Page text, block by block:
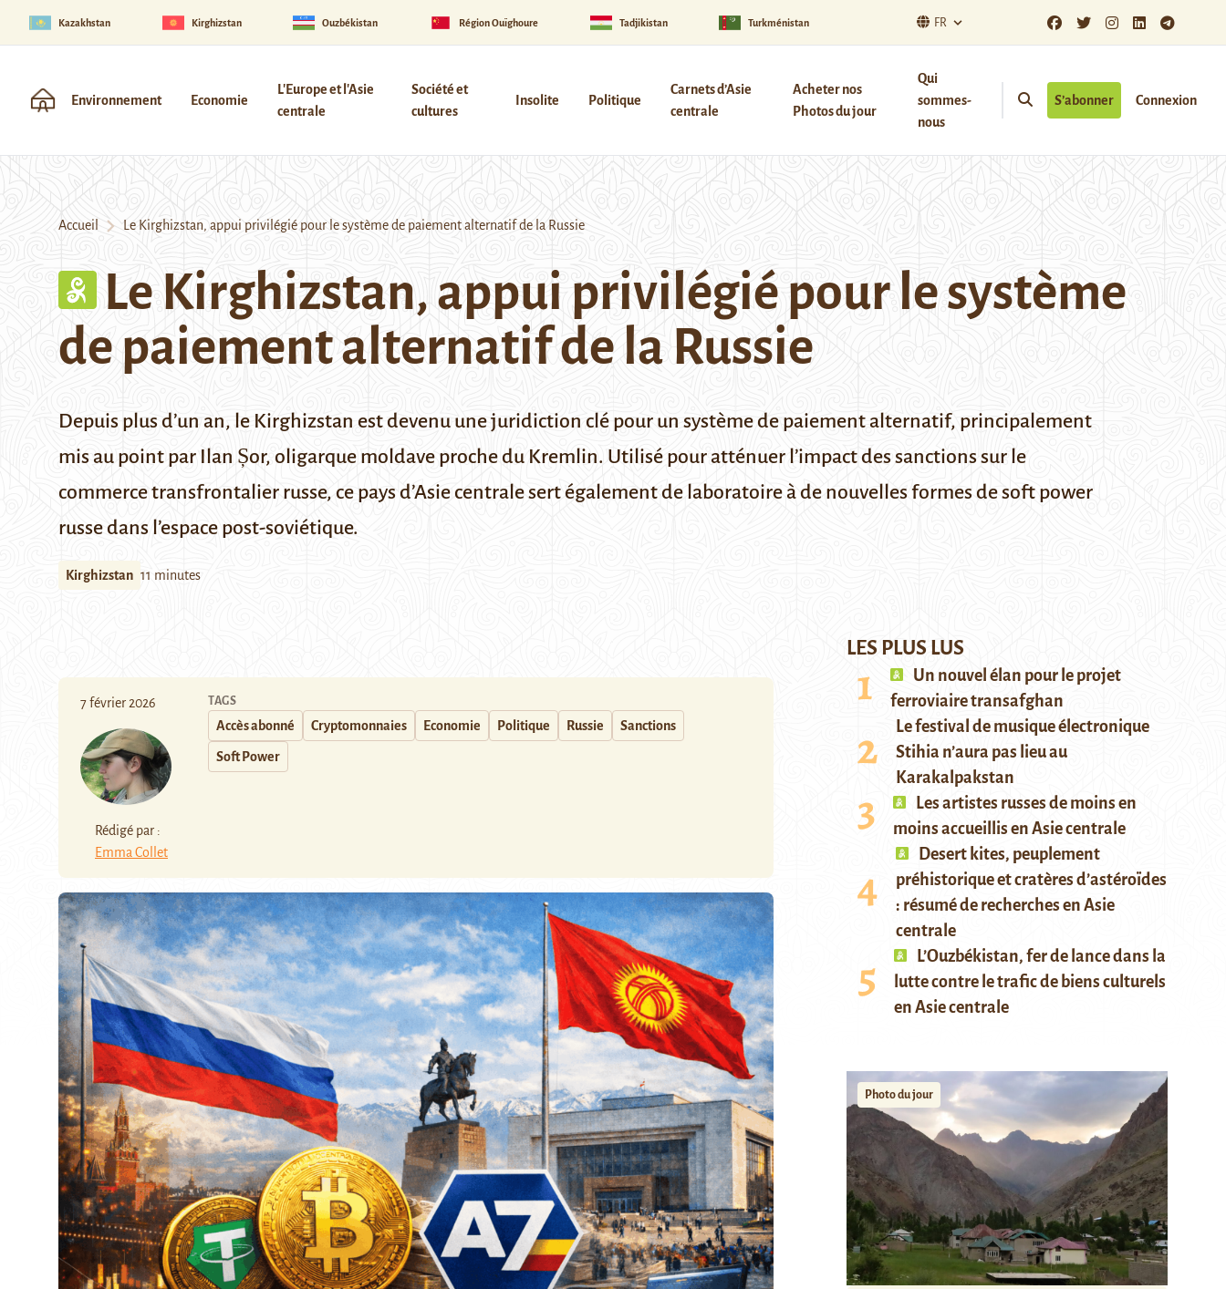
Kazakhstan Kirghizstan Ouzbékistan Région Ouïghoure Tadjikistan Turkménistan FR
Environnement Economie
L'Europe et l'Asie
centrale
Société et
cultures
Insolite Politique
Carnets d’Asie
centrale
Acheter nos
Photos du jour
Qui
sommes-
nous
S’abonner Connexion
Accueil Le Kirghizstan, appui privilégié pour le système de paiement alternatif de la Russie
Le Kirghizstan, appui privilégié pour le système
de paiement alternatif de la Russie
Depuis plus d’un an, le Kirghizstan est devenu une juridiction clé pour un système de paiement alternatif, principalement
mis au point par Ilan Șor, oligarque moldave proche du Kremlin. Utilisé pour atténuer l’impact des sanctions sur le
commerce transfrontalier russe, ce pays d’Asie centrale sert également de laboratoire à de nouvelles formes de soft power
russe dans l’espace post-soviétique.
Kirghizstan 11 minutes
7 février 2026
Rédigé par :
Emma Collet
TAGS
Accès abonné Cryptomonnaies Economie Politique Russie Sanctions
Soft Power
LES PLUS LUS
Un nouvel élan pour le projet
ferroviaire transafghan
Le festival de musique électronique
Stihia n’aura pas lieu au
Karakalpakstan
Les artistes russes de moins en
moins accueillis en Asie centrale
Desert kites, peuplement
préhistorique et cratères d’astéroïdes
: résumé de recherches en Asie
centrale
L’Ouzbékistan, fer de lance dans la
lutte contre le trafic de biens culturels
en Asie centrale
Photo du jour